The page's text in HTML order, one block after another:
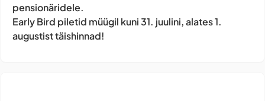
pensionäridele.
Early Bird piletid müügil kuni 31. juulini, alates 1.
augustist täishinnad!